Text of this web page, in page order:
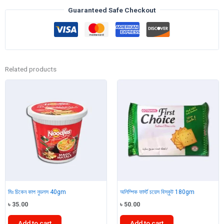
Guaranteed Safe Checkout
Related products
মিঃ চিকেন কাপ নুডলস 40gm
৳ 35.00
অলিম্পিক ফার্স্ট চয়েস বিস্কুট 180gm
৳ 50.00